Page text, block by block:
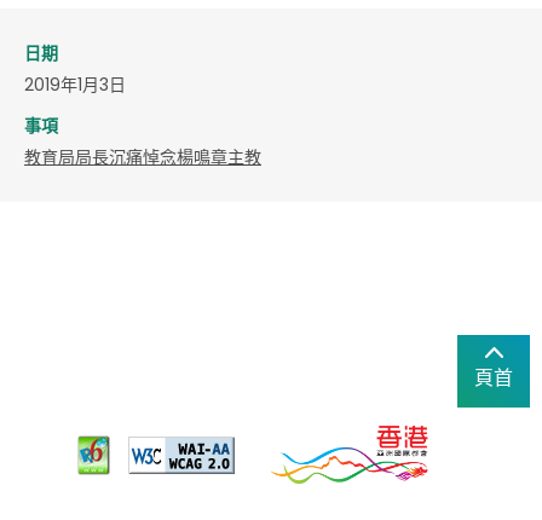
日期
2019年1月3日
事項
教育局局長沉痛悼念楊鳴章主教
頁首